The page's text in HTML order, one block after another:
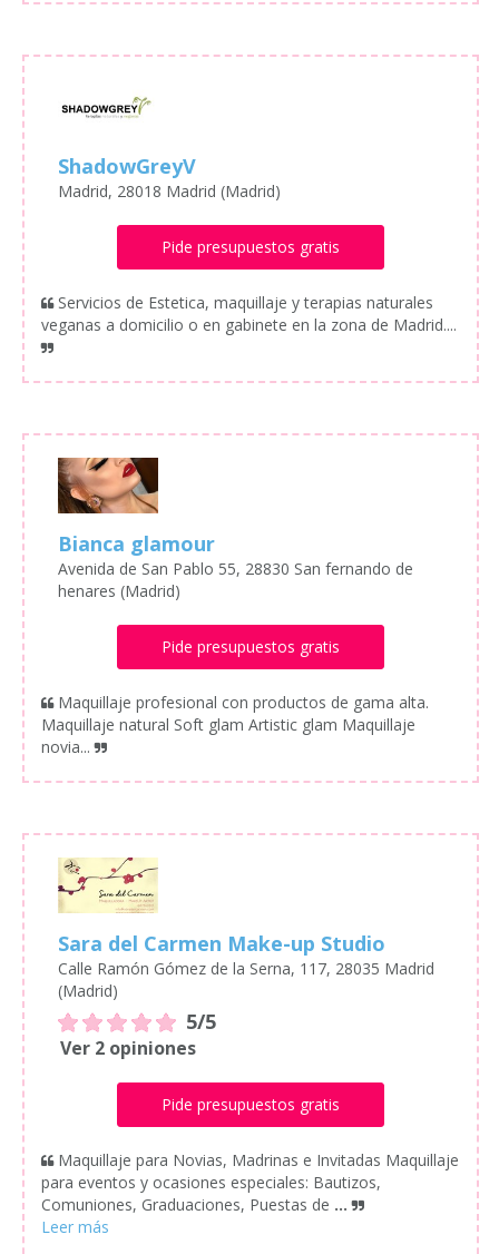
ShadowGreyV
Madrid, 28018 Madrid (Madrid)
Pide presupuestos gratis
Servicios de Estetica, maquillaje y terapias naturales
veganas a domicilio o en gabinete en la zona de Madrid....
Bianca glamour
Avenida de San Pablo 55, 28830 San fernando de
henares (Madrid)
Pide presupuestos gratis
Maquillaje profesional con productos de gama alta.
Maquillaje natural Soft glam Artistic glam Maquillaje
novia...
Sara del Carmen Make-up Studio
Calle Ramón Gómez de la Serna, 117, 28035 Madrid
(Madrid)
5/5
Ver 2 opiniones
Pide presupuestos gratis
Maquillaje para Novias, Madrinas e Invitadas Maquillaje
para eventos y ocasiones especiales: Bautizos,
Comuniones, Graduaciones, Puestas de ...